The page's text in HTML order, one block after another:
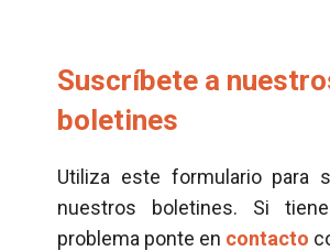
Suscríbete a
boletines
Utiliza este formulario para
nuestros boletines. Si
problema ponte en contacto